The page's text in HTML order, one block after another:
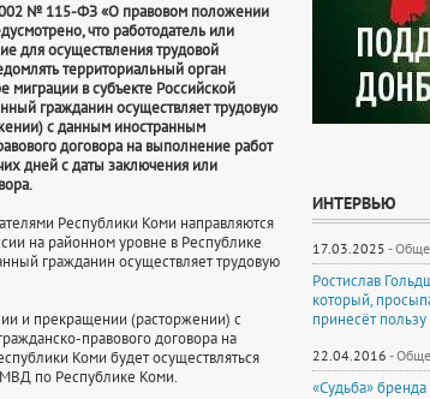
№ 115-ФЗ «О правовом положении
что работодатель или
для осуществления трудовой
территориальный орган
миграции в субъекте Российской
гражданин осуществляет трудовую
с данным иностранным
договора на выполнение работ
дней с даты заключения или
Республики Коми направляются
на районном уровне в Республике
гражданин осуществляет трудовую
и прекращении (расторжении) с
правового договора на
Коми будет осуществляться
по Республике Коми.
ИНТЕРВЬЮ
17.03.2025 -
Ростислав
который,
принесёт
22.04.2016 -
«Судьба» бренда